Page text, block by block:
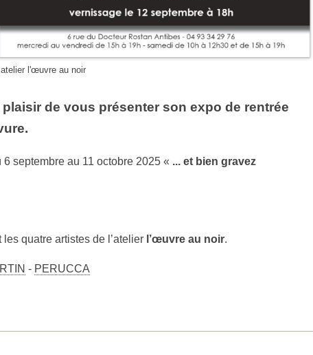
l'œuvre au noir
plaisir de vous présenter son expo de rentrée
.
septembre au 11 octobre 2025 « ... et bien gravez
les quatre artistes de l’atelier l’œuvre au noir.
- PERUCCA